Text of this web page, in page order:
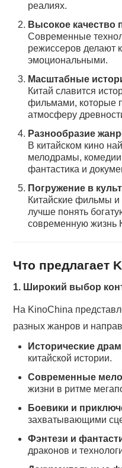
реалиях.
Высокое качество
Современные
режиссеров делают
эмоциональными.
Масштабные
Китай славится
фильмами, которые
атмосферу
Разнообразие
В китайском кино
мелодрамы,
фантастика и
Погружение в
Китайские фильмы
лучше понять
современную жизнь
Что предлагает
1. Широкий выбор
На KinoChina
разных жанров и
Исторические
китайской истории.
Современные
жизни в ритме
Боевики и
захватывающими
Фэнтези и
драконов и